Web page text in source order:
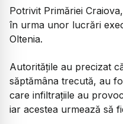
Potrivit Primăriei
în urma unor lucrări
Oltenia.
Autoritățile au precizat
săptămâna trecută, au
care infiltrațiile au
iar acestea urmează să